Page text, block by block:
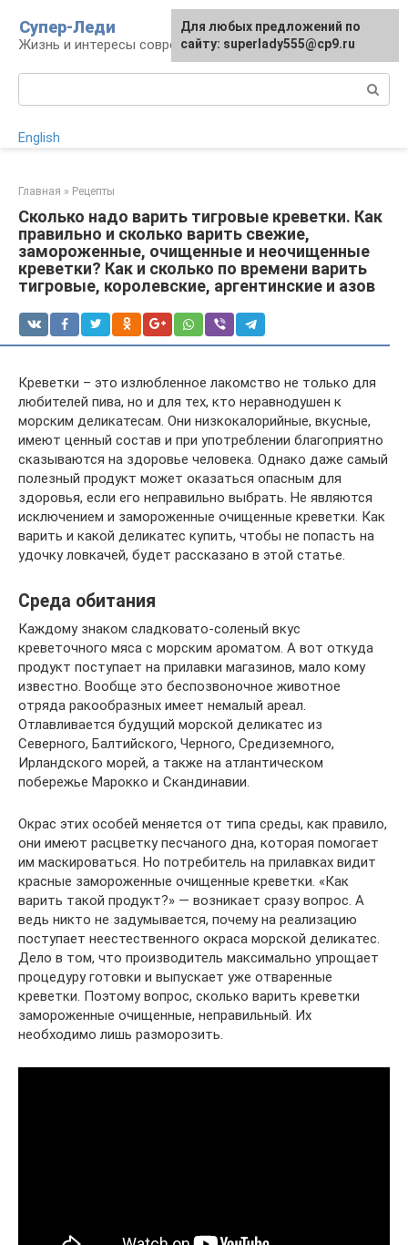
контенту
Супер-Леди
Жизнь и интересы современной женщины
English
Главная » Рецепты
Сколько надо варить тигровые креветки. Как
правильно и сколько варить свежие,
замороженные, очищенные и неочищенные
креветки? Как и сколько по времени варить
тигровые, королевские, аргентинские и азов
Креветки – это излюбленное лакомство не только для
любителей пива, но и для тех, кто неравнодушен к
морским деликатесам. Они низкокалорийные, вкусные,
имеют ценный состав и при употреблении благоприятно
сказываются на здоровье человека. Однако даже самый
полезный продукт может оказаться опасным для
здоровья, если его неправильно выбрать. Не являются
исключением и замороженные очищенные креветки. Как
варить и какой деликатес купить, чтобы не попасть на
удочку ловкачей, будет рассказано в этой статье.
Среда обитания
Каждому знаком сладковато-соленый вкус
креветочного мяса с морским ароматом. А вот откуда
продукт поступает на прилавки магазинов, мало кому
известно. Вообще это беспозвоночное животное
отряда ракообразных имеет немалый ареал.
Отлавливается будущий морской деликатес из
Северного, Балтийского, Черного, Средиземного,
Ирландского морей, а также на атлантическом
побережье Марокко и Скандинавии.
Окрас этих особей меняется от типа среды, как правило,
они имеют расцветку песчаного дна, которая помогает
им маскироваться. Но потребитель на прилавках видит
красные замороженные очищенные креветки. «Как
варить такой продукт?» — возникает сразу вопрос. А
ведь никто не задумывается, почему на реализацию
поступает неестественного окраса морской деликатес.
Дело в том, что производитель максимально упрощает
процедуру готовки и выпускает уже отваренные
креветки. Поэтому вопрос, сколько варить креветки
замороженные очищенные, неправильный. Их
необходимо лишь разморозить.
Для любых предложений по
сайту: superlady555@cp9.ru